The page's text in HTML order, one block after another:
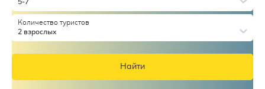
5-7
Количество туристов
2 взрослых
Найти